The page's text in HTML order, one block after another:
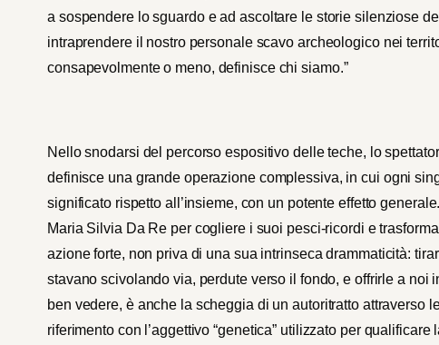
a sospendere lo sguardo e ad ascoltare le storie silenziose
intraprendere il nostro personale scavo archeologico nei
consapevolmente o meno, definisce chi siamo.”
Nello snodarsi del percorso espositivo delle teche, lo
definisce una grande operazione complessiva, in cui ogni
significato rispetto all’insieme, con un potente effetto
Maria Silvia Da Re per cogliere i suoi pesci-ricordi e
azione forte, non priva di una sua intrinseca drammaticità:
stavano scivolando via, perdute verso il fondo, e offrirle a noi
ben vedere, è anche la scheggia di un autoritratto attraverso
riferimento con l’aggettivo “genetica” utilizzato per qualificare